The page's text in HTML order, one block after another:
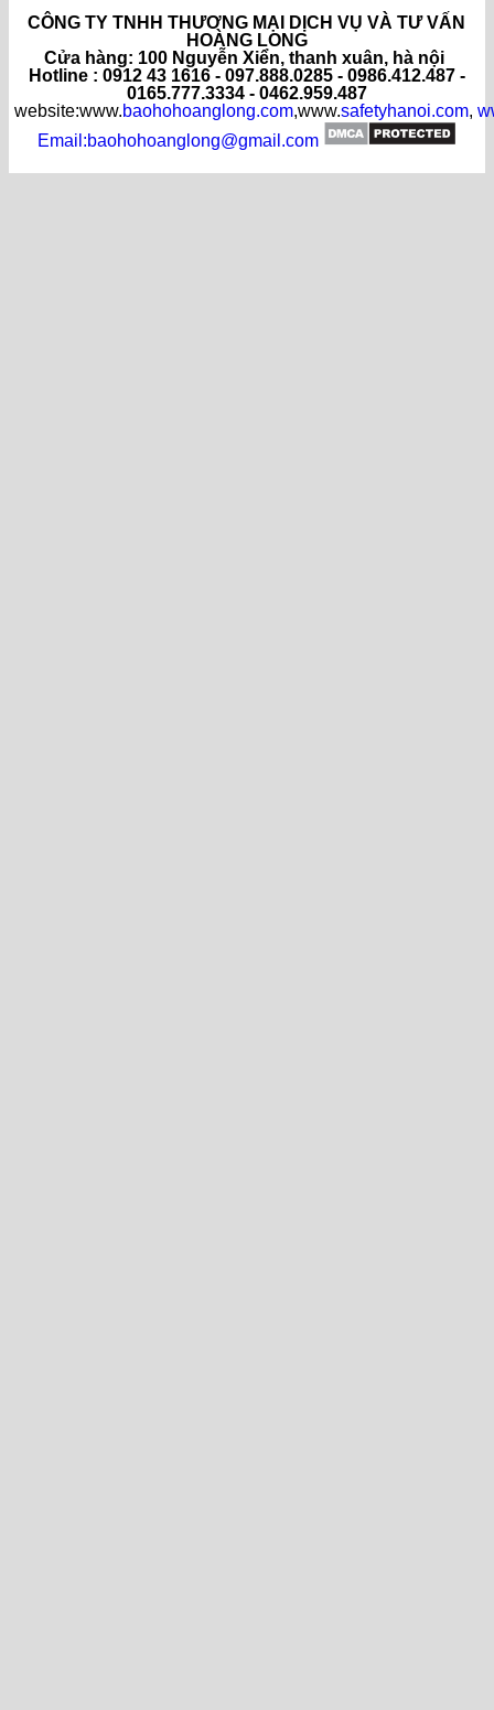
CÔNG TY TNHH THƯƠNG MẠI DỊCH VỤ VÀ TƯ VẤN
HOÀNG LONG
Cửa hàng: 100 Nguyễn Xiển, thanh xuân, hà nội
Hotline : 0912 43 1616 - 097.888.0285 - 0986.412.487 -
0165.777.3334 - 0462.959.487
website:www.baohohoanglong.com,www.safetyhanoi.com,
Email:baohohoanglong@gmail.com